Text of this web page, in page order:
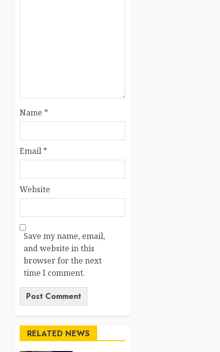
Name *
Email *
Website
Save my name, email,
and website in this
browser for the next
time I comment.
RELATED NEWS